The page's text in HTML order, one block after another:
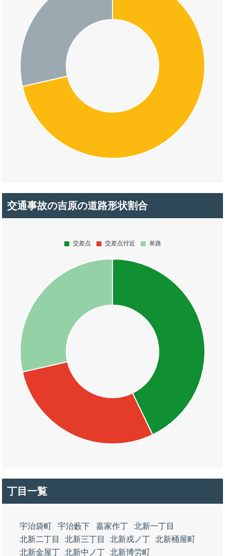
交通事故の吉原の道路形状割合
丁目一覧
宇治袋町 宇治藪下 嘉家作丁
北新一丁目
北新二丁目
北新三丁目 北新戎ノ丁 北新桶屋町
北新金屋丁 北新中ノ丁 北新博労町